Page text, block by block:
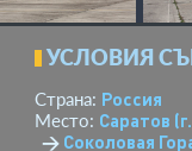
УСЛОВИЯ
Страна: Россия
Место: Саратов
→ Соколовая